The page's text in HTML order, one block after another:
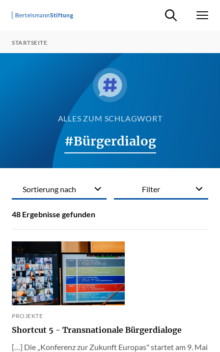
Suche ein-/
STARTSEITE
ALLES ZUM SCHLAGWORT
#Bürgerdialog
Filter
48 Ergebnisse gefunden
Sortierung nach
PROJEKTE
Shortcut 5 - Transnationale Bürgerdialoge
[…] Die „Konferenz zur Zukunft Europas" startet am 9. Mai